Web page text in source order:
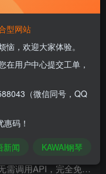
套免费开源 ERP，居
科学技术
，永久开源 · 可私有
支持646种语言，，全
需调用API，完全免费
型网站
，欢迎大家体验。
在用户中心提交工单，
（微信同号，QQ
码！
新闻 KAWAI钢琴